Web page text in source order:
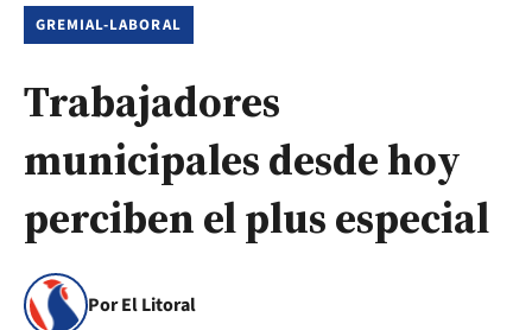
GREMIAL-LABORAL
Trabajadores
municipales desde hoy
perciben el plus especial
Por El Litoral